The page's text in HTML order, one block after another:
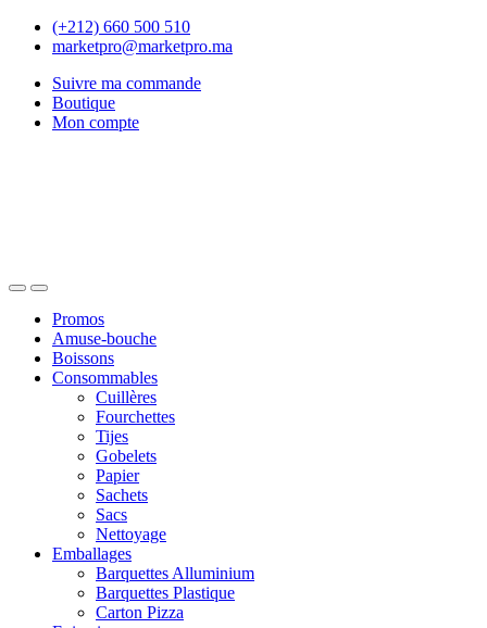
Skip
Skip
(+212) 660 500 510
marketpro@marketpro.ma
Suivre ma commande
Boutique
Mon compte
OpenClose
Promos
Amuse-bouche
Boissons
Consommables
Cuillères
Fourchettes
Tijes
Gobelets
Papier
Sachets
Sacs
Nettoyage
Emballages
Barquettes Alluminium
Barquettes Plastique
Carton Pizza